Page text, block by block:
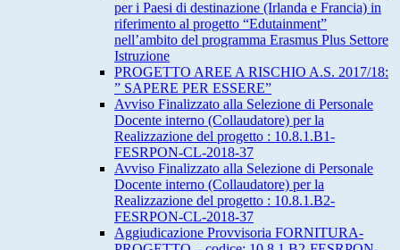
per i Paesi di destinazione (Irlanda e Francia) in
riferimento al progetto “Edutainment”
nell’ambito del programma Erasmus Plus Settore
Istruzione
PROGETTO AREE A RISCHIO A.S. 2017/18:
” SAPERE PER ESSERE”
Avviso Finalizzato alla Selezione di Personale
Docente interno (Collaudatore) per la
Realizzazione del progetto : 10.8.1.B1-
FESRPON-CL-2018-37
Avviso Finalizzato alla Selezione di Personale
Docente interno (Collaudatore) per la
Realizzazione del progetto : 10.8.1.B2-
FESRPON-CL-2018-37
Aggiudicazione Provvisoria FORNITURA-